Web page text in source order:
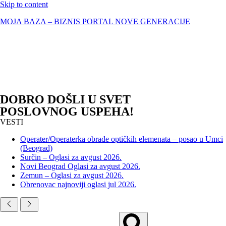
Skip to content
MOJA BAZA – BIZNIS PORTAL NOVE GENERACIJE
DOBRO DOŠLI U SVET
POSLOVNOG USPEHA!
VESTI
Operater/Operaterka obrade optičkih elemenata – posao u Umci
(Beograd)
Surčin – Oglasi za avgust 2026.
Novi Beograd Oglasi za avgust 2026.
Zemun – Oglasi za avgust 2026.
Obrenovac najnoviji oglasi jul 2026.